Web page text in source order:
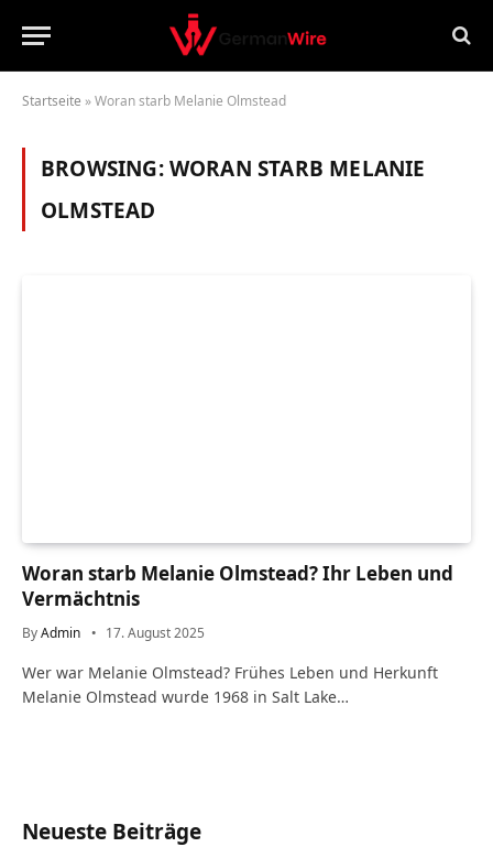
Startseite »Woran starb Melanie Olmstead
BROWSING:WORAN STARB MELANIE
OLMSTEAD
Woran starb Melanie Olmstead? Ihr Leben und
Vermächtnis
ByAdmin 17. August 2025
Wer war Melanie Olmstead? Frühes Leben und Herkunft
Melanie Olmstead wurde 1968 in Salt Lake…
Neueste Beiträge